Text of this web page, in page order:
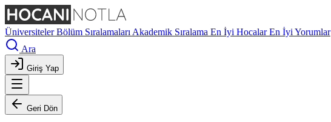
ÜniversitelerBölüm Sıralamaları Akademik Sıralama En İyi HocalarEn İyi Yorumlar
Ara
Giriş Yap
Geri Dön